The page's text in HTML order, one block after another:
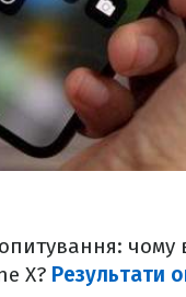
X? Результати